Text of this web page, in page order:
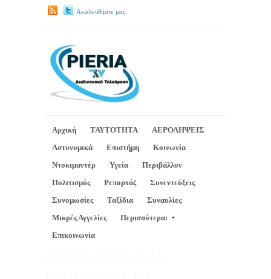
Ακολουθήστε μας.
Αρχική ΤΑΥΤΟΤΗΤΑ
ΑΕΡΟΛΗΨΕΙΣ
Αστυνομικά
Επιστήμη
Κοινωνία
Ντοκιμαντέρ
Υγεία
Περιβάλλον
Πολιτισμός
Ρεπορτάζ
Συνεντεύξεις
Συνομωσίες
Ταξίδια
Συναυλίες
Μικρές Αγγελίες
Περισσότερα:
Επικοινωνία